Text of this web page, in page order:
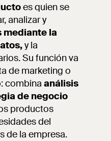
es quien se
analizar y
mediante la
y la
Su función va
de marketing o
combina análisis
de negocio
productos
del
de la empresa.